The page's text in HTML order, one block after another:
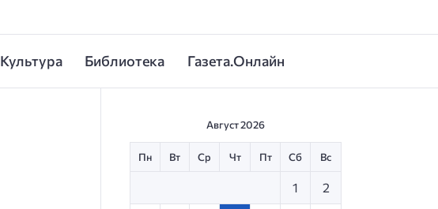
Культура Библиотека Газета.Онлайн
Август 2026
Пн Вт Ср Чт Пт Сб Вс
1 2